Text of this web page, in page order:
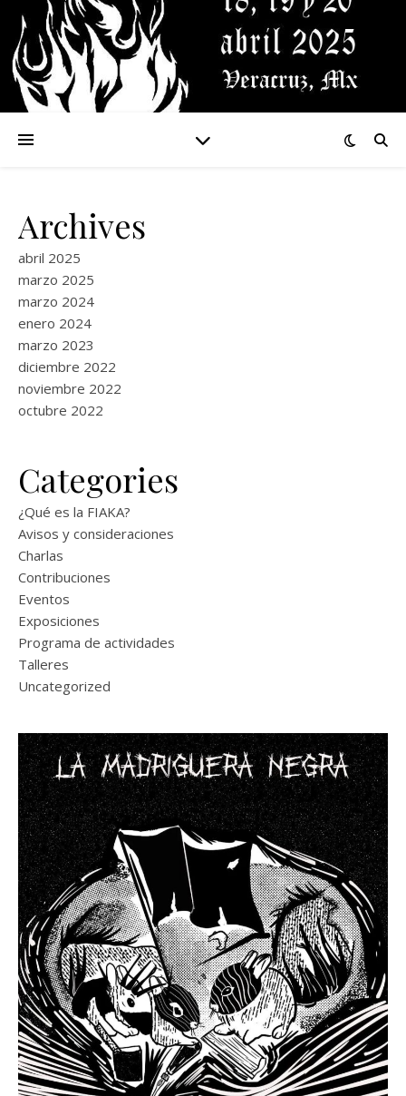
Archives
abril 2025
marzo 2025
marzo 2024
enero 2024
marzo 2023
diciembre 2022
noviembre 2022
octubre 2022
Categories
¿Qué es la FIAKA?
Avisos y consideraciones
Charlas
Contribuciones
Eventos
Exposiciones
Programa de actividades
Talleres
Uncategorized